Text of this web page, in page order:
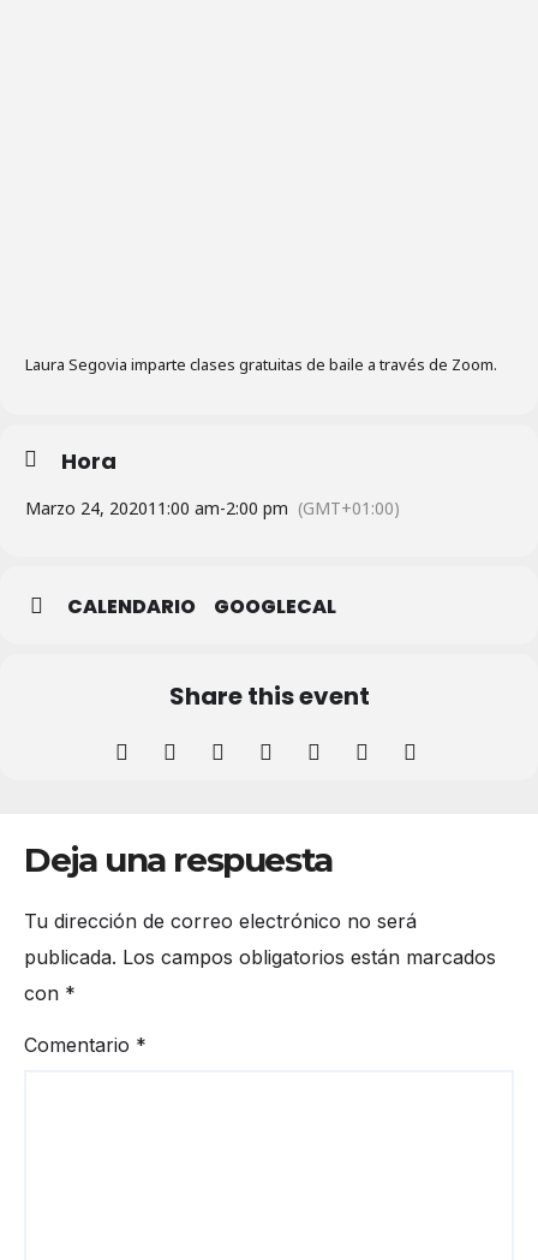
Laura Segovia imparte clases gratuitas de baile a través de Zoom.
Hora
Marzo 24, 202011:00 am-2:00 pm (GMT+01:00)
CALENDARIO GOOGLECAL
Share this event
Deja una respuesta
Tu dirección de correo electrónico no será
publicada. Los campos obligatorios están marcados
con *
Comentario *